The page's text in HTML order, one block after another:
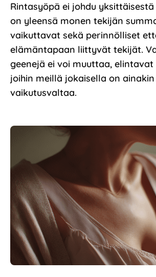
Rintasyöpä ei johdu
on yleensä monen tekijän
vaikuttavat sekä perinnölliset
elämäntapaan liittyvät tekijät.
geenejä ei voi muuttaa,
joihin meillä jokaisella on
vaikutusvaltaa.